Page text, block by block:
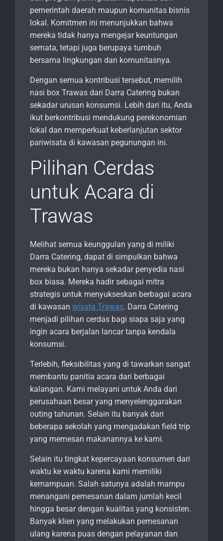
pemerintah daerah maupun komunitas bisnis
lokal. Komitmen ini menunjukkan bahwa
mereka tidak hanya mengejar keuntungan
semata, tetapi juga berupaya tumbuh
bersama lingkungan dan komunitasnya.
Dengan semua kontribusi tersebut, memilih
nasi box Trawas dari Darra Catering bukan
sekadar urusan konsumsi. Lebih dari itu, Anda
ikut berkontribusi mendukung perekonomian
lokal dan memperkuat keberlanjutan sektor
pariwisata di kawasan pegunungan ini.
Pilihan Cerdas
untuk Acara di
Trawas
Melihat semua keunggulan yang di miliki
Darra Catering, dapat di simpulkan bahwa
mereka bukan hanya sekadar penyedia nasi
box biasa. Mereka hadir sebagai mitra
strategis untuk menyukseskan berbagai acara
di kawasan wisata Trawas. Darra Catering
menjadi pilihan cerdas bagi siapa saja yang
ingin acara berjalan lancar tanpa kendala
konsumsi.
Terlebih, fleksibilitas yang di tawarkan sangat
membantu panitia acara dari berbagai
kalangan. Kami melayani untuk Anda dari
perusahaan besar yang menyelenggarakan
outing tahunan. Selain itu banyak dari
beberapa sekolah yang mengadakan field trip
yang memesan makanannya ke kami.
Selain itu tingkat kepercayaan konsumen dari
waktu ke waktu karena kami memiliki
kemampuan. Salah satunya adalah mampu
menangani pemesanan dalam jumlah kecil
hingga besar dengan kualitas yang konsisten.
Banyak klien yang melakukan pemesanan
ulang karena puas dengan pelayanan dan